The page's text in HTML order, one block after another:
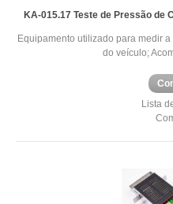
KA-015.17 Teste de Pressão de
Equipamento utilizado para medir
do veículo;
Lista